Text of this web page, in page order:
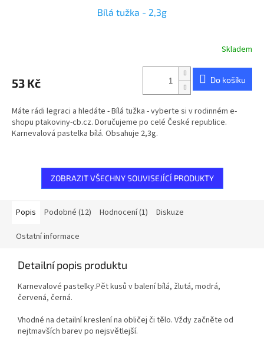
Bílá tužka - 2,3g
Skladem
53 Kč Do košíku
Máte rádi legraci a hledáte - Bílá tužka - vyberte si v rodinném e-
shopu ptakoviny-cb.cz. Doručujeme po celé České republice.
Karnevalová pastelka bílá. Obsahuje 2,3g.
ZOBRAZIT VŠECHNY SOUVISEJÍCÍ PRODUKTY
Popis Podobné (12) Hodnocení (1) Diskuze
Ostatní informace
Detailní popis produktu
Karnevalové pastelky.Pět kusů v balení bílá, žlutá, modrá,
červená, černá.
Vhodné na detailní kreslení na obličej či tělo. Vždy začněte od
nejtmavších barev po nejsvětlejší.